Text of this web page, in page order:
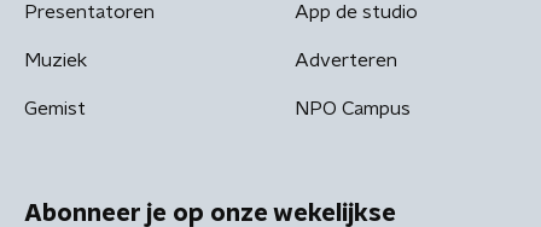
Presentatoren
Muziek
Gemist
App de studio
Adverteren
NPO Campus
Abonneer je op onze wekelijkse